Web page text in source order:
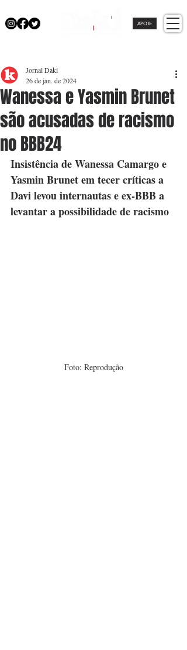
APOIE
Wanessa e Yasmin Brunet
são acusadas de racismo
no BBB24
Jornal Daki
26 de jan. de 2024
Insistência de Wanessa Camargo e
Yasmin Brunet em tecer críticas a
Davi levou internautas e ex-BBB a
levantar a possibilidade de racismo
Foto: Reprodução